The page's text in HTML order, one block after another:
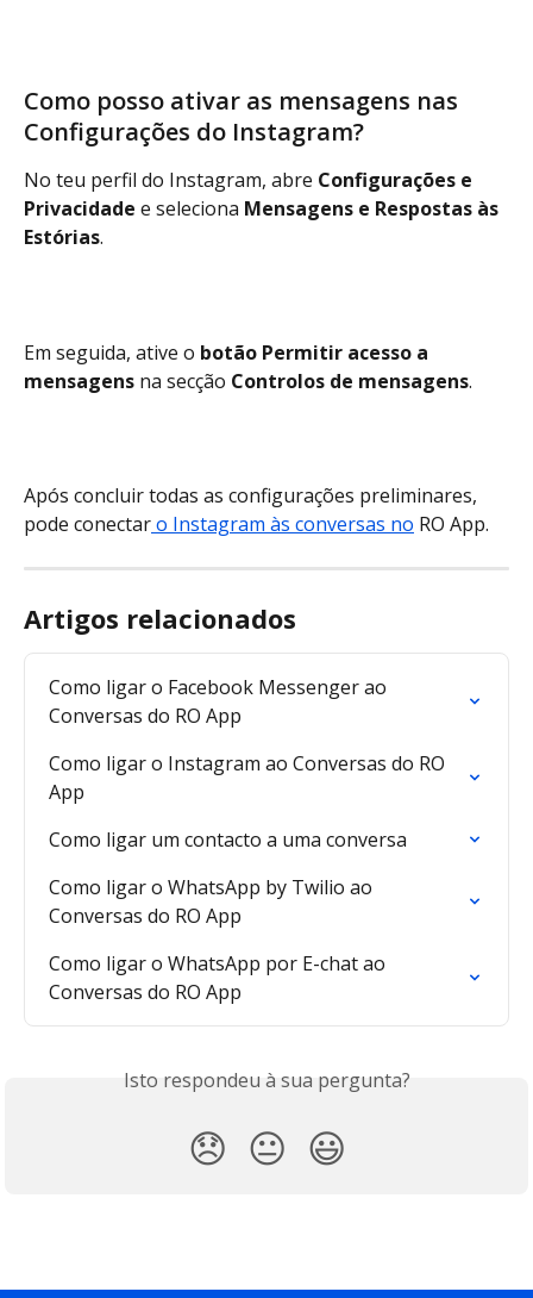
Como posso ativar as mensagens nas
Configurações do Instagram?
No teu perfil do Instagram, abre Configurações e
Privacidade e seleciona Mensagens e Respostas às
Estórias.
Em seguida, ative o botão Permitir acesso a
mensagens na secção Controlos de mensagens.
Após concluir todas as configurações preliminares,
pode conectar o Instagram às conversas no RO App.
Artigos relacionados
Como ligar o Facebook Messenger ao
Conversas do RO App
Como ligar o Instagram ao Conversas do RO
App
Como ligar um contacto a uma conversa
Como ligar o WhatsApp by Twilio ao
Conversas do RO App
Como ligar o WhatsApp por E-chat ao
Conversas do RO App
Isto respondeu à sua pergunta?
😞 😐 😃